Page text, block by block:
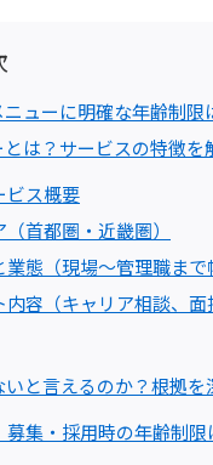
ューに明確な年齢制限
は？サービスの特徴を
ビス概要
首都圏・近畿圏）
態（現場～管理職まで
容（キャリア相談、面
と言えるのか？根拠を
募集・採用時の年齢制限